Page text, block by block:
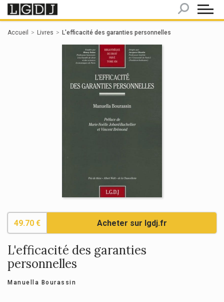
Accueil Livres L'efficacité des garanties personnelles
49.70 € Acheter sur lgdj.fr
L'efficacité des garanties
personnelles
Manuella Bourassin
Panneau de gestion des cookies